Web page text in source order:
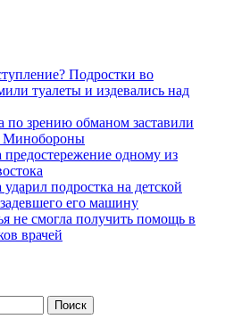
Подростки во
туалеты и издевались над
зрению обманом заставили
Минобороны
одному из
подростка на детской
его машину
не смогла получить помощь в
врачей